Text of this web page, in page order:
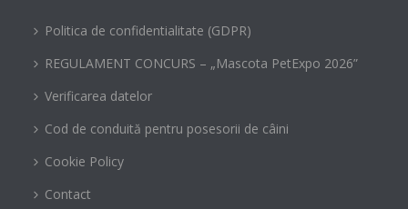
Politica de confidentialitate (GDPR)
REGULAMENT CONCURS – „Mascota PetExpo 2026”
Verificarea datelor
Cod de conduită pentru posesorii de câini
Cookie Policy
Contact